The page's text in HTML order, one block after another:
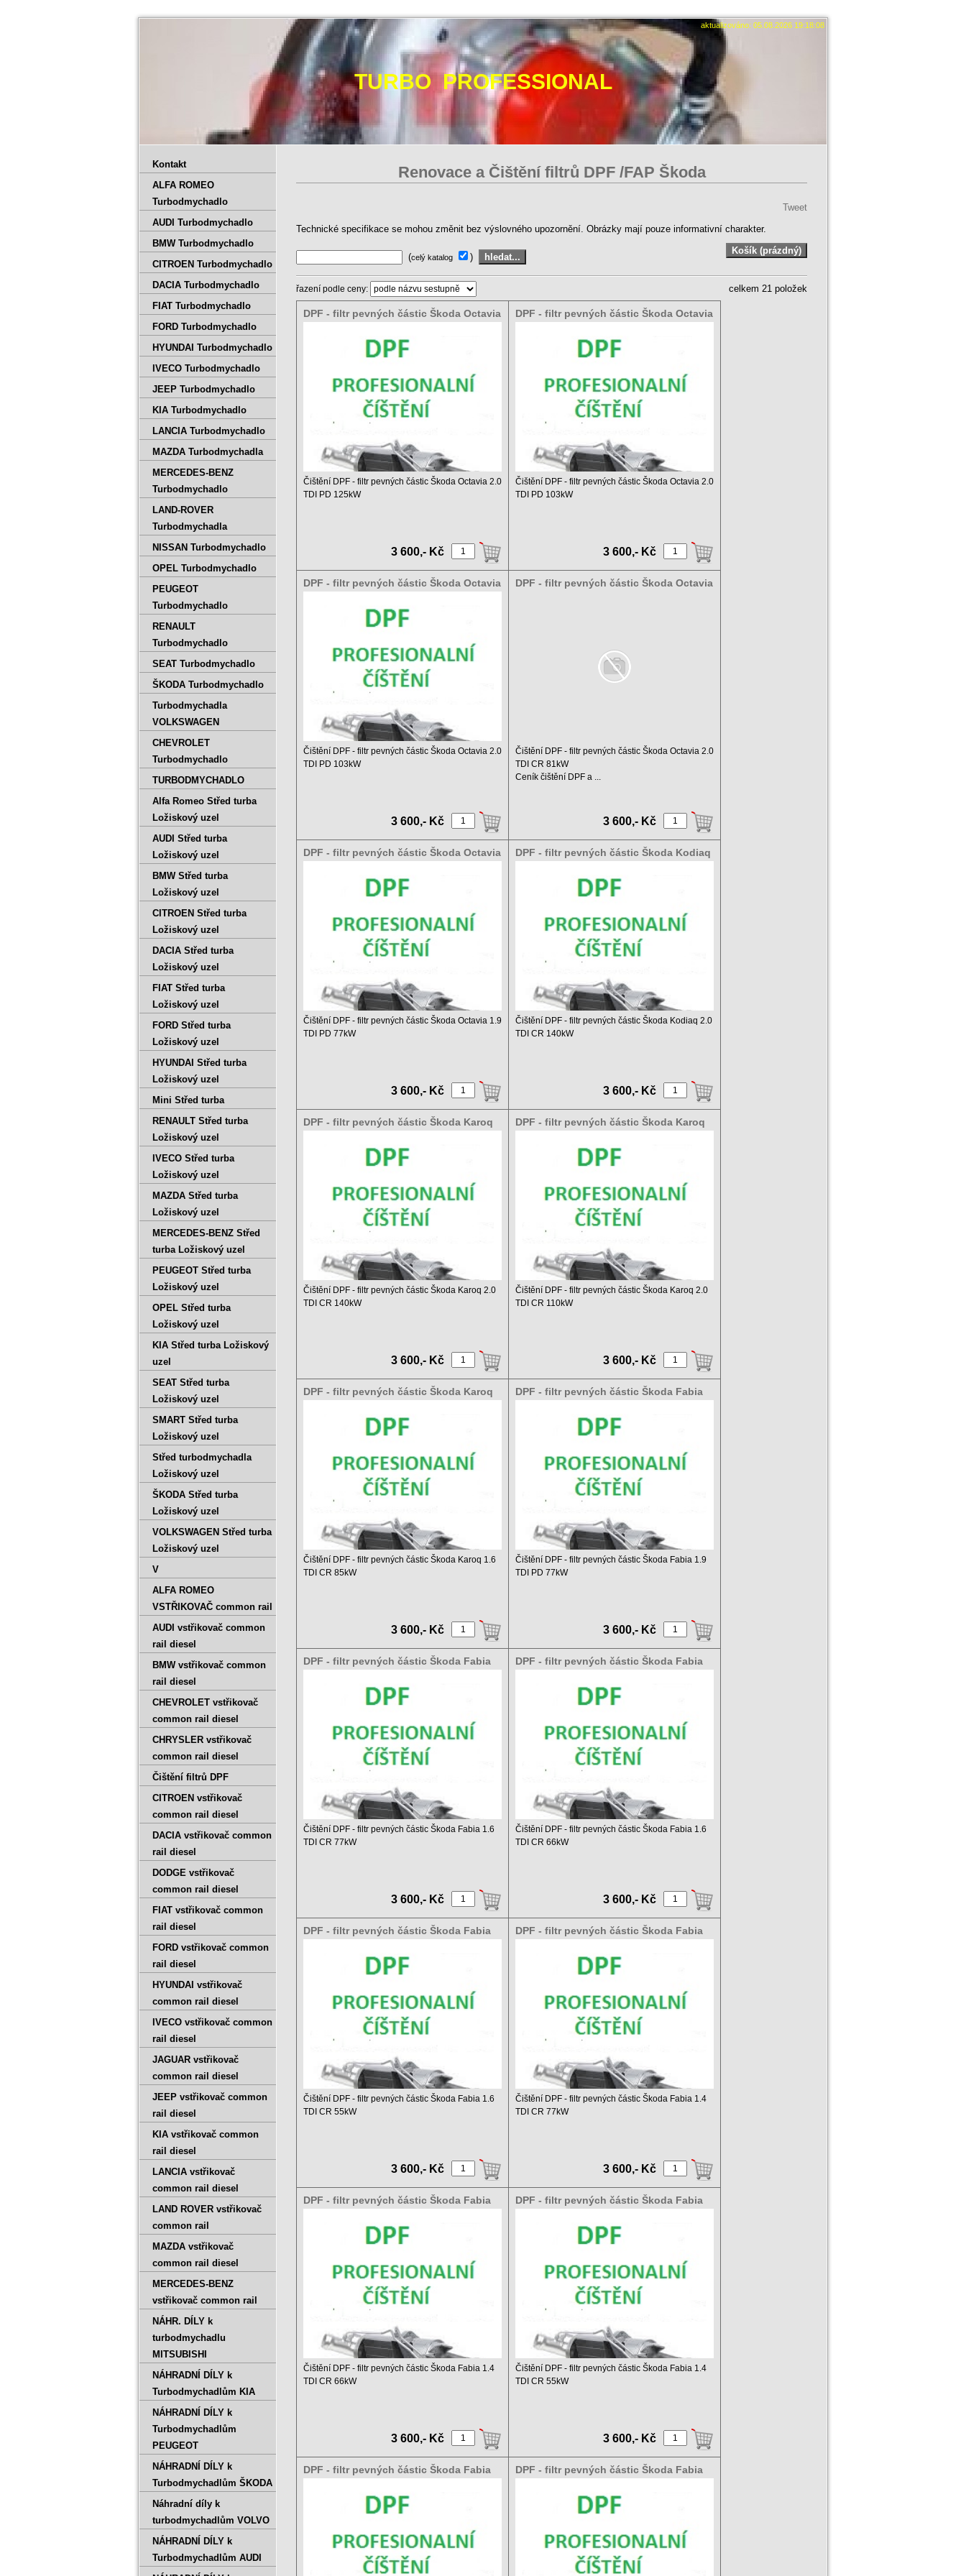
aktualizováno: 05.08.2026 19:18:08
TURBO PROFESSIONAL
Renovace a Čištění filtrů DPF /FAP Škoda
Tweet
Technické specifikace se mohou změnit bez výslovného upozornění. Obrázky mají pouze informativní charakter.
(celý katalog )
řazení podle ceny: celkem 21 položek
DPF - filtr pevných částic Škoda Octavia
Čištění DPF - filtr pevných částic Škoda Octavia 2.0
TDI PD 125kW
3 600,- Kč
DPF - filtr pevných částic Škoda Octavia
Čištění DPF - filtr pevných částic Škoda Octavia 2.0
TDI PD 103kW
3 600,- Kč
DPF - filtr pevných částic Škoda Octavia
Čištění DPF - filtr pevných částic Škoda Octavia 2.0
TDI PD 103kW
3 600,- Kč
DPF - filtr pevných částic Škoda Octavia
Čištění DPF - filtr pevných částic Škoda Octavia 2.0
TDI CR 81kW
Ceník čištění DPF a ...
3 600,- Kč
DPF - filtr pevných částic Škoda Octavia
Čištění DPF - filtr pevných částic Škoda Octavia 1.9
TDI PD 77kW
3 600,- Kč
DPF - filtr pevných částic Škoda Kodiaq
Čištění DPF - filtr pevných částic Škoda Kodiaq 2.0
TDI CR 140kW
3 600,- Kč
DPF - filtr pevných částic Škoda Karoq
Čištění DPF - filtr pevných částic Škoda Karoq 2.0
TDI CR 140kW
3 600,- Kč
DPF - filtr pevných částic Škoda Karoq
Čištění DPF - filtr pevných částic Škoda Karoq 2.0
TDI CR 110kW
3 600,- Kč
DPF - filtr pevných částic Škoda Karoq
Čištění DPF - filtr pevných částic Škoda Karoq 1.6
TDI CR 85kW
3 600,- Kč
DPF - filtr pevných částic Škoda Fabia
Čištění DPF - filtr pevných částic Škoda Fabia 1.9
TDI PD 77kW
3 600,- Kč
DPF - filtr pevných částic Škoda Fabia
Čištění DPF - filtr pevných částic Škoda Fabia 1.6
TDI CR 77kW
3 600,- Kč
DPF - filtr pevných částic Škoda Fabia
Čištění DPF - filtr pevných částic Škoda Fabia 1.6
TDI CR 66kW
3 600,- Kč
DPF - filtr pevných částic Škoda Fabia
Čištění DPF - filtr pevných částic Škoda Fabia 1.6
TDI CR 55kW
3 600,- Kč
DPF - filtr pevných částic Škoda Fabia
Čištění DPF - filtr pevných částic Škoda Fabia 1.4
TDI CR 77kW
3 600,- Kč
DPF - filtr pevných částic Škoda Fabia
Čištění DPF - filtr pevných částic Škoda Fabia 1.4
TDI CR 66kW
3 600,- Kč
DPF - filtr pevných částic Škoda Fabia
Čištění DPF - filtr pevných částic Škoda Fabia 1.4
TDI CR 55kW
3 600,- Kč
DPF - filtr pevných částic Škoda Fabia
DPF - filtr pevných částic Škoda Fabia
Kontakt
ALFA ROMEO
Turbodmychadlo
AUDI Turbodmychadlo
BMW Turbodmychadlo
CITROEN Turbodmychadlo
DACIA Turbodmychadlo
FIAT Turbodmychadlo
FORD Turbodmychadlo
HYUNDAI Turbodmychadlo
IVECO Turbodmychadlo
JEEP Turbodmychadlo
KIA Turbodmychadlo
LANCIA Turbodmychadlo
MAZDA Turbodmychadla
MERCEDES-BENZ
Turbodmychadlo
LAND-ROVER
Turbodmychadla
NISSAN Turbodmychadlo
OPEL Turbodmychadlo
PEUGEOT
Turbodmychadlo
RENAULT
Turbodmychadlo
SEAT Turbodmychadlo
ŠKODA Turbodmychadlo
Turbodmychadla
VOLKSWAGEN
CHEVROLET
Turbodmychadlo
TURBODMYCHADLO
Alfa Romeo Střed turba
Ložiskový uzel
AUDI Střed turba
Ložiskový uzel
BMW Střed turba
Ložiskový uzel
CITROEN Střed turba
Ložiskový uzel
DACIA Střed turba
Ložiskový uzel
FIAT Střed turba
Ložiskový uzel
FORD Střed turba
Ložiskový uzel
HYUNDAI Střed turba
Ložiskový uzel
Mini Střed turba
RENAULT Střed turba
Ložiskový uzel
IVECO Střed turba
Ložiskový uzel
MAZDA Střed turba
Ložiskový uzel
MERCEDES-BENZ Střed
turba Ložiskový uzel
PEUGEOT Střed turba
Ložiskový uzel
OPEL Střed turba
Ložiskový uzel
KIA Střed turba Ložiskový
uzel
SEAT Střed turba
Ložiskový uzel
SMART Střed turba
Ložiskový uzel
Střed turbodmychadla
Ložiskový uzel
ŠKODA Střed turba
Ložiskový uzel
VOLKSWAGEN Střed turba
Ložiskový uzel
V
ALFA ROMEO
VSTŘIKOVAČ common rail
AUDI vstřikovač common
rail diesel
BMW vstřikovač common
rail diesel
CHEVROLET vstřikovač
common rail diesel
CHRYSLER vstřikovač
common rail diesel
Čištění filtrů DPF
CITROEN vstřikovač
common rail diesel
DACIA vstřikovač common
rail diesel
DODGE vstřikovač
common rail diesel
FIAT vstřikovač common
rail diesel
FORD vstřikovač common
rail diesel
HYUNDAI vstřikovač
common rail diesel
IVECO vstřikovač common
rail diesel
JAGUAR vstřikovač
common rail diesel
JEEP vstřikovač common
rail diesel
KIA vstřikovač common
rail diesel
LANCIA vstřikovač
common rail diesel
LAND ROVER vstřikovač
common rail
MAZDA vstřikovač
common rail diesel
MERCEDES-BENZ
vstřikovač common rail
NÁHR. DÍLY k
turbodmychadlu
MITSUBISHI
NÁHRADNÍ DÍLY k
Turbodmychadlům KIA
NÁHRADNÍ DÍLY k
Turbodmychadlům
PEUGEOT
NÁHRADNÍ DÍLY k
Turbodmychadlům ŠKODA
Náhradní díly k
turbodmychadlům VOLVO
NÁHRADNÍ DÍLY k
Turbodmychadlům AUDI